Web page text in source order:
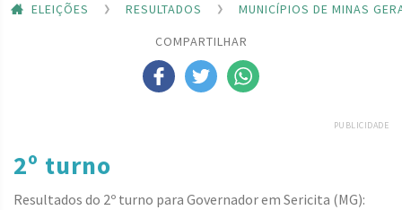
ELEIÇÕES RESULTADOS
MUNICÍPIOS DE MINAS
COMPARTILHAR
PUBLICIDADE
2º turno
Resultados do 2º turno para Governador em Sericita (MG):